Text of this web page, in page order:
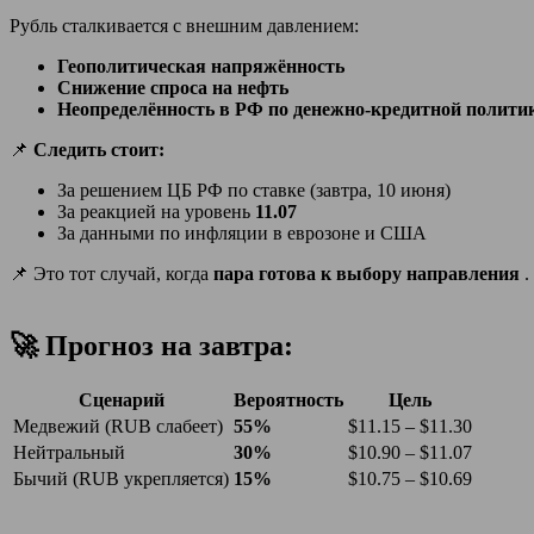
Рубль сталкивается с внешним давлением:
Геополитическая напряжённость
Снижение спроса на нефть
Неопределённость в РФ по денежно-кредитной
📌 Следить стоит:
За решением ЦБ РФ по ставке (завтра, 10 июня)
За реакцией на уровень 11.07
За данными по инфляции в еврозоне и США
📌 Это тот случай, когда пара готова к выбору направления .
🚀 Прогноз на завтра:
Сценарий Вероятность
Цель
Медвежий (RUB слабеет) 55%
$11.15 – $11.30
Нейтральный
30%
$10.90 – $11.07
Бычий (RUB укрепляется) 15% $10.75 – $10.69